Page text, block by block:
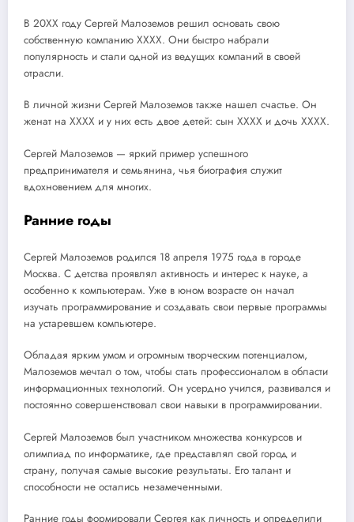
В 20XX году Сергей Малоземов решил основать свою
собственную компанию XXXX. Они быстро набрали
популярность и стали одной из ведущих компаний в своей
отрасли.
В личной жизни Сергей Малоземов также нашел счастье. Он
женат на XXXX и у них есть двое детей: сын XXXX и дочь XXXX.
Сергей Малоземов — яркий пример успешного
предпринимателя и семьянина, чья биография служит
вдохновением для многих.
Ранние годы
Сергей Малоземов родился 18 апреля 1975 года в городе
Москва. С детства проявлял активность и интерес к науке, а
особенно к компьютерам. Уже в юном возрасте он начал
изучать программирование и создавать свои первые программы
на устаревшем компьютере.
Обладая ярким умом и огромным творческим потенциалом,
Малоземов мечтал о том, чтобы стать профессионалом в области
информационных технологий. Он усердно учился, развивался и
постоянно совершенствовал свои навыки в программировании.
Сергей Малоземов был участником множества конкурсов и
олимпиад по информатике, где представлял свой город и
страну, получая самые высокие результаты. Его талант и
способности не остались незамеченными.
Ранние годы формировали Сергея как личность и определили